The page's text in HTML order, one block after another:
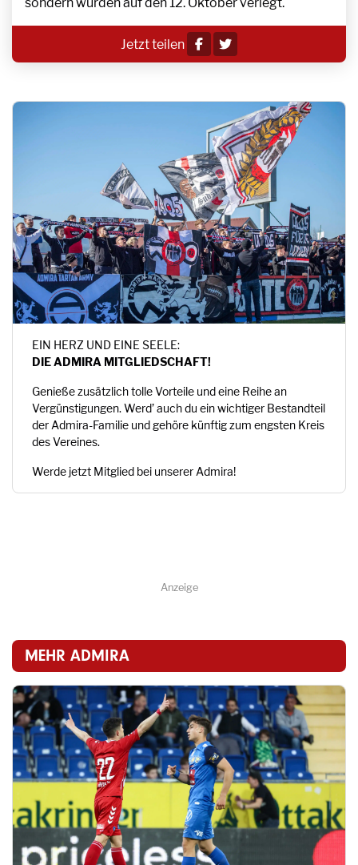
MEHR ADMIRA
Jetzt teilen
EIN HERZ UND EINE SEELE:
DIE ADMIRA MITGLIEDSCHAFT!
Genieße zusätzlich tolle Vorteile und eine Reihe an
Vergünstigungen. Werd’ auch du ein wichtiger Bestandteil
der Admira-Familie und gehöre künftig zum engsten Kreis
des Vereines.
Werde jetzt Mitglied bei unserer Admira!
Anzeige